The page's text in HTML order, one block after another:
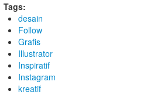
Tags:
desain
Follow
Grafis
Illustrator
Inspiratif
Instagram
kreatif